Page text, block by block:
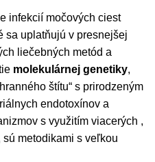
infekcií močových ciest
sa uplatňujú v presnejšej
liečebných metód a
molekulárnej genetiky,
štítu“ s prirodzeným
endotoxínov a
s využitím viacerých ,
metodikami s veľkou